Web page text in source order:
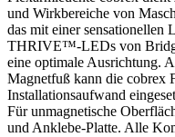
und Wirkbereiche von
das mit einer sensationellen
THRIVE™-LEDs von
eine optimale Ausrichtung.
Magnetfuß kann die cobrex
Installationsaufwand
Für unmagnetische
und Anklebe-Platte. Alle